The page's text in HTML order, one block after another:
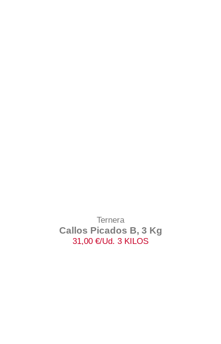
Ternera
Callos Picados B, 3 Kg
31,00 €/Ud. 3 KILOS